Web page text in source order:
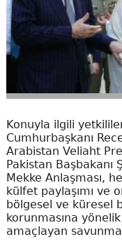
Konuyla ilgili
Cumhurbaşkanı
Arabistan Veliaht
Pakistan Başbakanı
Mekke Anlaşması,
külfet paylaşımı ve
bölgesel ve küresel
korunmasına
amaçlayan